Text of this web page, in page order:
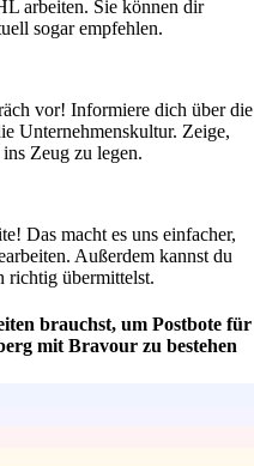
arbeiten. Sie können dir
sogar empfehlen.
vor! Informiere dich über die
Unternehmenskultur. Zeige,
Zeug zu legen.
Das macht es uns einfacher,
Außerdem kannst du
richtig übermittelst.
brauchst, um Postbote für
mit Bravour zu bestehen